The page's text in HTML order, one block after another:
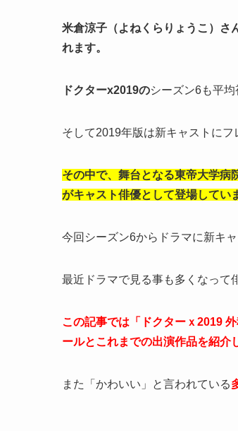
米倉涼子（よねくらりょうこ）さ
れます。
ドクターx2019のシーズン6も平
そして2019年版は新キャストにフ
その中で、舞台となる東帝大学病
がキャスト俳優として登場してい
今回シーズン6からドラマに新キ
最近ドラマで見る事も多くなって
この記事では「ドクターｘ2019
ールとこれまでの出演作品を紹介
また「かわいい」と言われている